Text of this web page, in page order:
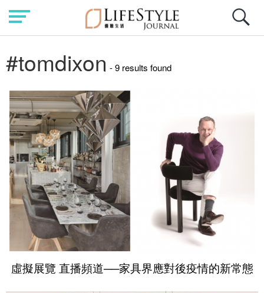
#tomdixon - 9 results found
虛擬展覽 直播頻道──家具界應對後疫情的新常態